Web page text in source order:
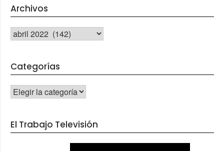
Archivos
Archivos
Categorías
CATEGORÍAS
El Trabajo Televisión